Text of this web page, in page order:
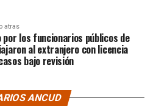
atras
por los funcionarios públicos de
al extranjero con licencia
bajo revisión
ANCUD